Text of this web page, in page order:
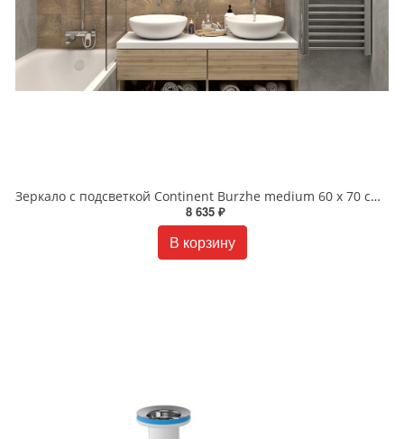
Зеркало с подсветкой Continent Burzhe medium 60 x 70 см ЗЛП2288
8 635 ₽
В корзину